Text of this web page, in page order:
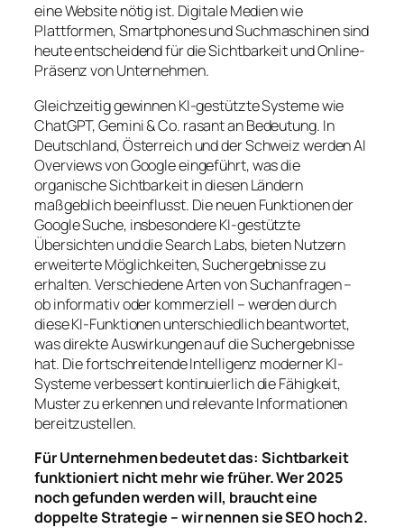
eine Website nötig ist. Digitale Medien wie
Plattformen, Smartphones und Suchmaschinen sind
heute entscheidend für die Sichtbarkeit und Online-
Präsenz von Unternehmen.
Gleichzeitig gewinnen KI-gestützte Systeme wie
ChatGPT, Gemini & Co. rasant an Bedeutung. In
Deutschland, Österreich und der Schweiz werden AI
Overviews von Google eingeführt, was die
organische Sichtbarkeit in diesen Ländern
maßgeblich beeinflusst. Die neuen Funktionen der
Google Suche, insbesondere KI-gestützte
Übersichten und die Search Labs, bieten Nutzern
erweiterte Möglichkeiten, Suchergebnisse zu
erhalten. Verschiedene Arten von Suchanfragen –
ob informativ oder kommerziell – werden durch
diese KI-Funktionen unterschiedlich beantwortet,
was direkte Auswirkungen auf die Suchergebnisse
hat. Die fortschreitende Intelligenz moderner KI-
Systeme verbessert kontinuierlich die Fähigkeit,
Muster zu erkennen und relevante Informationen
bereitzustellen.
Für Unternehmen bedeutet das: Sichtbarkeit
funktioniert nicht mehr wie früher. Wer 2025
noch gefunden werden will, braucht eine
doppelte Strategie – wir nennen sie SEO hoch 2.